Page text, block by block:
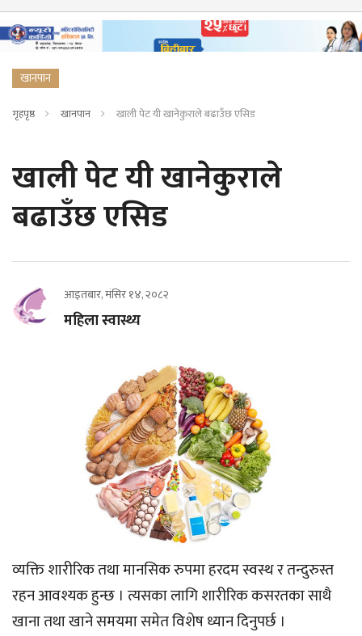
खानपान
गृहपृष्ठ खानपान खाली पेट यी खानेकुराले बढाउँछ एसिड
खाली पेट यी खानेकुराले
बढाउँछ एसिड
आइतबार, मंसिर १४, २०८२
महिला स्वास्थ्य
व्यक्ति शारीरिक तथा मानसिक रुपमा हरदम स्वस्थ र तन्दुरुस्त
रहन आवश्यक हुन्छ । त्यसका लागि शारीरिक कसरतका साथै
खाना तथा खाने समयमा समेत विशेष ध्यान दिनुपर्छ ।